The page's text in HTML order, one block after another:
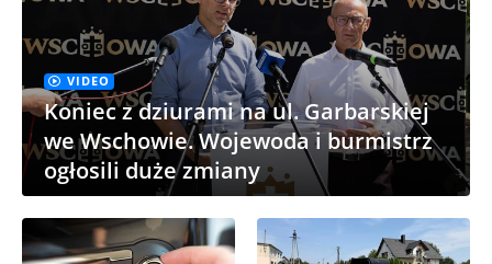
VIDEO
Koniec z dziurami na ul. Garbarskiej
we Wschowie. Wojewoda i burmistrz
ogłosili duże zmiany